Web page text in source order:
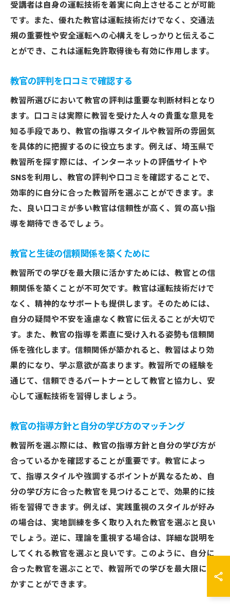
受講者は自身の運転技術を着実に向上させることが可能
です。また、優れた教官は運転技術だけでなく、交通法
規の重要性や安全運転への心構えをしっかりと伝えるこ
とができ、これは運転免許取得後も有効に作用します。
教官の評判を口コミで確認する
教習所選びにおいて教官の評判は重要な判断材料となり
ます。口コミは実際に教習を受けた人々の貴重な意見を
知る手段であり、教官の指導スタイルや教習所の雰囲気
を具体的に把握するのに役立ちます。例えば、埼玉県で
教習所を探す際には、インターネットの評価サイトや
SNSを利用し、教官の評判や口コミを確認することで、
効率的に自分に合った教習所を選ぶことができます。ま
た、良い口コミが多い教官は信頼性が高く、質の高い指
導を期待できるでしょう。
教官と生徒の信頼関係を築くために
教習所での学びを最大限に活かすためには、教官との信
頼関係を築くことが不可欠です。教官は運転技術だけで
なく、精神的なサポートも提供します。そのためには、
自分の疑問や不安を遠慮なく教官に伝えることが大切で
す。また、教官の指導を素直に受け入れる姿勢も信頼関
係を強化します。信頼関係が築かれると、教習はより効
果的になり、学ぶ意欲が高まります。教習所での経験を
通じて、信頼できるパートナーとして教官と協力し、安
心して運転技術を習得しましょう。
教官の指導方針と自分の学び方のマッチング
教習所を選ぶ際には、教官の指導方針と自分の学び方が
合っているかを確認することが重要です。教官によっ
て、指導スタイルや強調するポイントが異なるため、自
分の学び方に合った教官を見つけることで、効果的に技
術を習得できます。例えば、実践重視のスタイルが好み
の場合は、実地訓練を多く取り入れた教官を選ぶと良い
でしょう。逆に、理論を重視する場合は、詳細な説明を
してくれる教官を選ぶと良いです。このように、自分に
合った教官を選ぶことで、教習所での学びを最大限に活
かすことができます。